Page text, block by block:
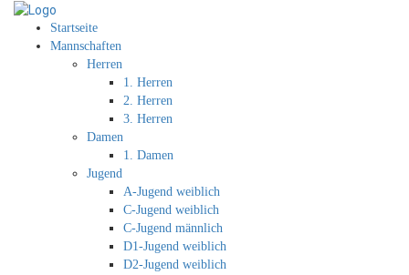
Startseite
Mannschaften
Herren
1. Herren
2. Herren
3. Herren
Damen
1. Damen
Jugend
A-Jugend weiblich
C-Jugend weiblich
C-Jugend männlich
D1-Jugend weiblich
D2-Jugend weiblich